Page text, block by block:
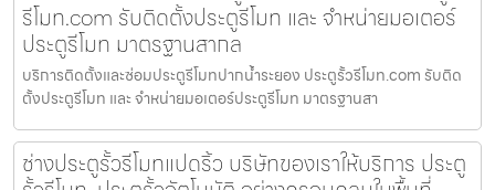
รีโมท.com รับติดตั้งประตูรีโมท และ จำหน่ายมอเตอร์
ประตูรีโมท มาตรฐานสากล
บริการติดตั้งและซ่อมประตูรีโมทปากน้ำระยอง ประตูรั้วรีโมท.com รับติด
ตั้งประตูรีโมท และ จำหน่ายมอเตอร์ประตูรีโมท มาตรฐานสา
ช่างประตูรั้วรีโมทแปดริ้ว บริษัทของเราให้บริการ ประตู